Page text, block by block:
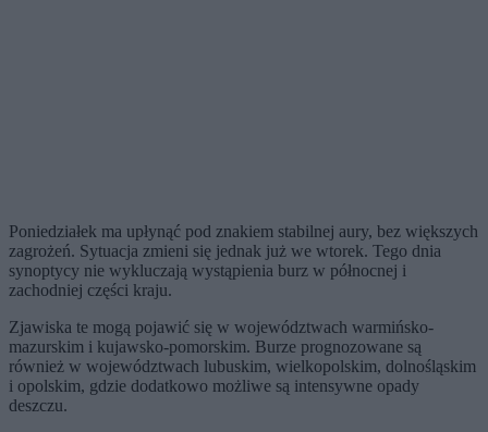
Poniedziałek ma upłynąć pod znakiem stabilnej aury, bez większych
zagrożeń. Sytuacja zmieni się jednak już we wtorek. Tego dnia
synoptycy nie wykluczają wystąpienia burz w północnej i
zachodniej części kraju.
Zjawiska te mogą pojawić się w województwach warmińsko-
mazurskim i kujawsko-pomorskim. Burze prognozowane są
również w województwach lubuskim, wielkopolskim, dolnośląskim
i opolskim, gdzie dodatkowo możliwe są intensywne opady
deszczu.